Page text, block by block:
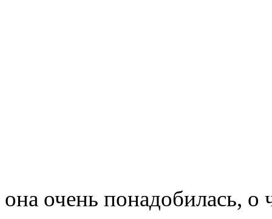
она очень понадобилась, о